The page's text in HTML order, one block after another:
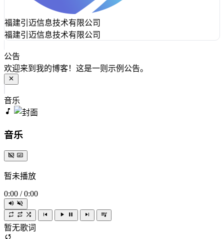
福建引迈信息技术有限公司
福建引迈信息技术有限公司
公告
欢迎来到我的博客！这是一则示例公告。
音乐
音乐
暂未播放
0:00 / 0:00
暂无歌词